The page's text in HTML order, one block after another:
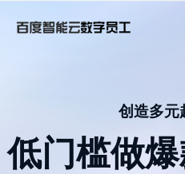
创造多元
低门槛做